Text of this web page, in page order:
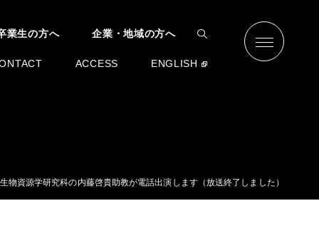
業生の方へ 企業・地域の方へ
ACCESS ENGLISH
資源学研究科の内藤啓貴助教が電話出演します（放送終了しました）